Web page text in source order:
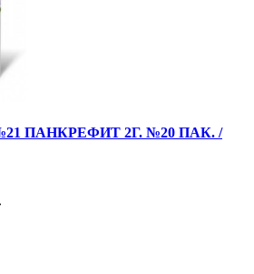
ПАНКРЕФИТ 2Г. №20 ПАК. /